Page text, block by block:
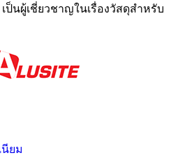
นผู้เชี่ยวชาญในเรื่องวัสดุสำหรับ
นียม